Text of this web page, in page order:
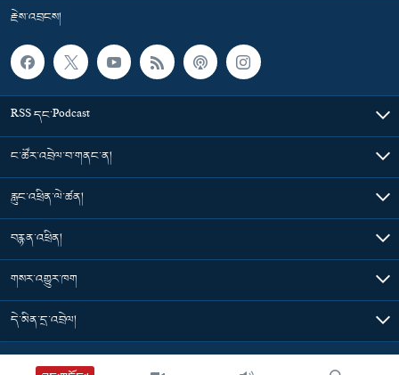
རྗེས་འབྲངས།
RSS དང་Podcast
ང་ཚོར་འབྲེལ་བ་གནང་ན།
རླུང་འཕྲིན་ལེ་ཚན།
བརྙན་འཕྲིན།
གསར་འགྱུར་ཁག
དེ་མིན་དྲ་འབྲེལ།
Tibet Time